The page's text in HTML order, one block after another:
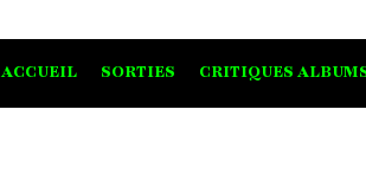
ACCUEIL SORTIES CRITIQUES